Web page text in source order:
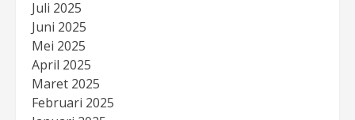
Juli 2025
Juni 2025
Mei 2025
April 2025
Maret 2025
Februari 2025